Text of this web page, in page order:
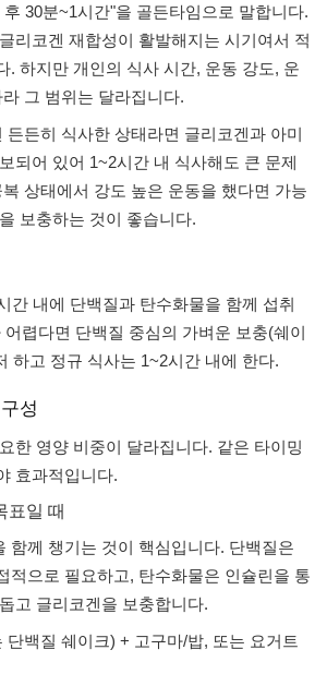
30분~1시간"을 골든타임으로 말합니다.
리코겐 재합성이 활발해지는 시기여서 적
. 하지만 개인의 식사 시간, 운동 강도, 운
그 범위는 달라집니다.
든든히 식사한 상태라면 글리코겐과 아미
되어 있어 1~2시간 내 식사해도 큰 문제
상태에서 강도 높은 운동을 했다면 가능
보충하는 것이 좋습니다.
간 내에 단백질과 탄수화물을 함께 섭취
렵다면 단백질 중심의 가벼운 보충(쉐이
하고 정규 식사는 1~2시간 내에 한다.
성
한 영양 비중이 달라집니다. 같은 타이밍
효과적입니다.
표일 때
함께 챙기는 것이 핵심입니다. 단백질은
적으로 필요하고, 탄수화물은 인슐린을 통
고 글리코겐을 보충합니다.
단백질 쉐이크) + 고구마/밥, 또는 요거트